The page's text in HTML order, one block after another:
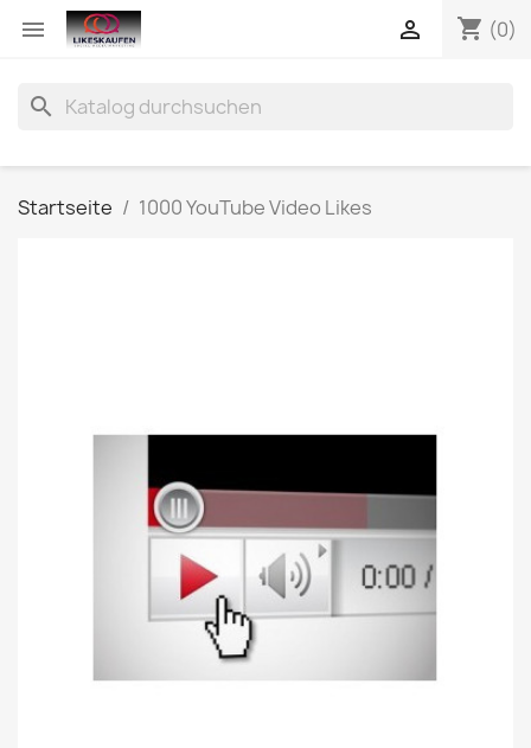
 shopping_cart (0)

search
Startseite 1000 YouTube Video Likes